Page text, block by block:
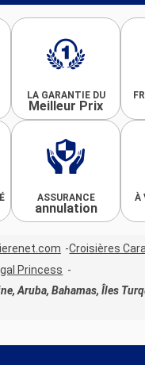
LA GARANTIE DU
Meilleur Prix
ASSURANCE
annulation
À
Croisières
Princess
Aruba, Bahamas, Îles